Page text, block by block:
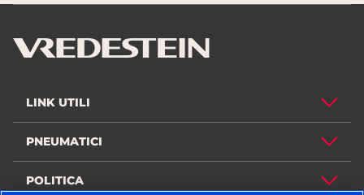
LINK UTILI
PNEUMATICI
POLITICA